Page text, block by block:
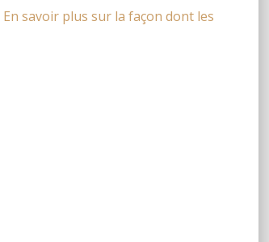
En savoir plus sur la façon dont les